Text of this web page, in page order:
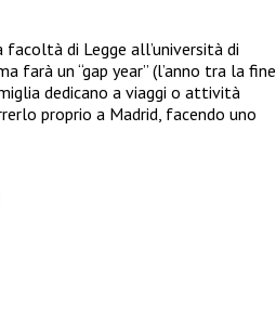
di Legge all’università di
farà un “gap year” (l’anno tra la fine
dedicano a viaggi o attività
proprio a Madrid, facendo uno